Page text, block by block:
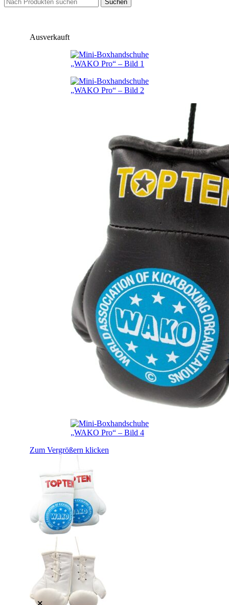
Suchen
Ausverkauft
Zum Vergrößern klicken